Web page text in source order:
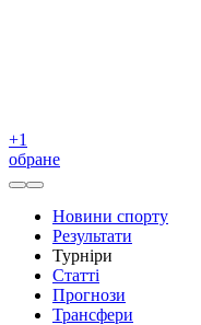
+1
обране
Новини спорту
Результати
Турніри
Статті
Прогнози
Трансфери